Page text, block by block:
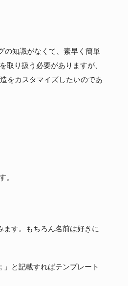
の知識がなくて、素早く簡単
取り扱う必要がありますが、
をカスタマイズしたいのであ
。
ます。もちろん名前は好きに
」と記載すればテンプレート